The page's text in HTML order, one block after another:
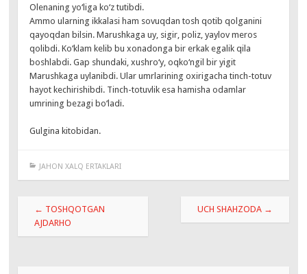
Olenaning yo‘liga ko‘z tutibdi.
Ammo ularning ikkalasi ham sovuqdan tosh qotib qolganini
qayoqdan bilsin. Marushkaga uy, sigir, poliz, yaylov meros
qolibdi. Ko‘klam kelib bu xonadonga bir erkak egalik qila
boshlabdi. Gap shundaki, xushro‘y, oqko‘ngil bir yigit
Marushkaga uylanibdi. Ular umrlarining oxirigacha tinch-totuv
hayot kechirishibdi. Tinch-totuvlik esa hamisha odamlar
umrining bezagi bo‘ladi.
Gulgina kitobidan.
JAHON XALQ ERTAKLARI
Навигация
← TOSHQOTGAN
AJDARHO
UCH SHAHZODA →